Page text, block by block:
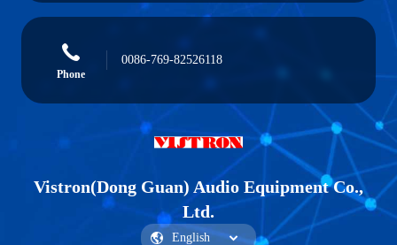
Phone
0086-769-82526118
Vistron(Dong Guan) Audio Equipment Co.,
Ltd.